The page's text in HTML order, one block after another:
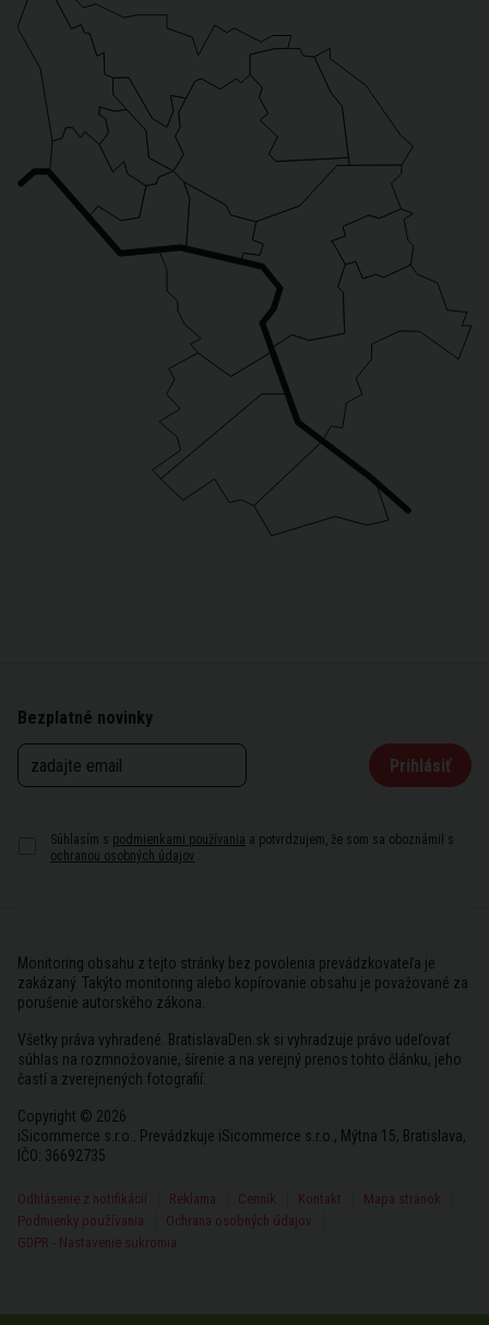
Bezplatné novinky
Prihlásiť
Súhlasím s podmienkami používania a potvrdzujem, že som sa oboznámil s
ochranou osobných údajov
Monitoring obsahu z tejto stránky bez povolenia prevádzkovateľa je
zakázaný. Takýto monitoring alebo kopírovanie obsahu je považované za
porušenie autorského zákona.
Všetky práva vyhradené. BratislavaDen.sk si vyhradzuje právo udeľovať
súhlas na rozmnožovanie, šírenie a na verejný prenos tohto článku, jeho
častí a zverejnených fotografií.
Copyright © 2026
iSicommerce s.r.o.. Prevádzkuje iSicommerce s.r.o., Mýtna 15, Bratislava,
IČO: 36692735
Odhlásenie z notifikácií Reklama Cenník Kontakt
Mapa stránok
Podmienky používania
Ochrana osobných údajov
GDPR - Nastavenie sukromia